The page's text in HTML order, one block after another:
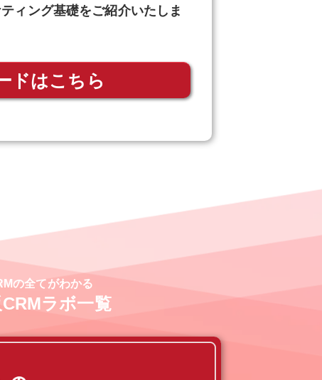
ィング基礎をご紹介いたしま
ドはこちら
の全てがわかる
ラボ一覧